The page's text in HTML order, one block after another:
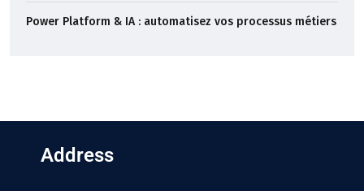
Power Platform & IA : automatisez vos processus métiers
Address